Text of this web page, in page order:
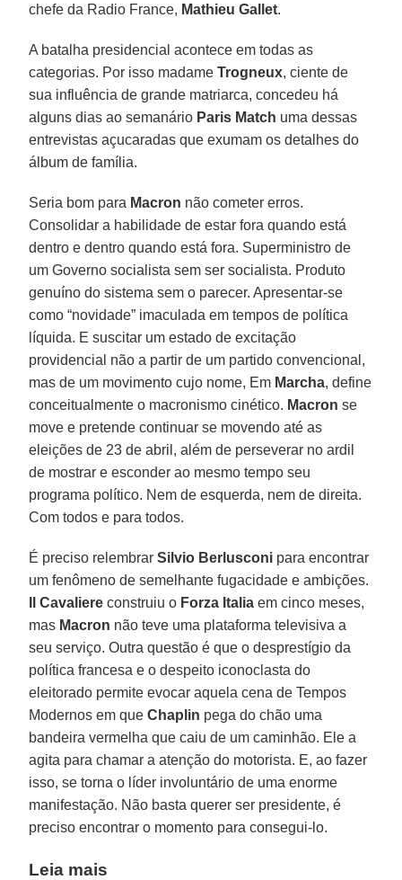
chefe da Radio France, Mathieu Gallet.
A batalha presidencial acontece em todas as
categorias. Por isso madameTrogneux, ciente de
sua influência de grande matriarca, concedeu há
alguns dias ao semanário Paris Match uma dessas
entrevistas açucaradas que exumam os detalhes do
álbum de família.
Seria bom para Macron não cometer erros.
Consolidar a habilidade de estar fora quando está
dentro e dentro quando está fora. Superministro de
um Governo socialista sem ser socialista. Produto
genuíno do sistema sem o parecer. Apresentar-se
como “novidade” imaculada em tempos de política
líquida. E suscitar um estado de excitação
providencial não a partir de um partido convencional,
mas de um movimento cujo nome, Em Marcha, define
conceitualmente o macronismo cinético. Macron se
move e pretende continuar se movendo até as
eleições de 23 de abril, além de perseverar no ardil
de mostrar e esconder ao mesmo tempo seu
programa político. Nem de esquerda, nem de direita.
Com todos e para todos.
É preciso relembrarSilvio Berlusconi para encontrar
um fenômeno de semelhante fugacidade e ambições.
Il Cavaliere construiu o Forza Italia em cinco meses,
mas Macron não teve uma plataforma televisiva a
seu serviço. Outra questão é que o desprestígio da
política francesa e o despeito iconoclasta do
eleitorado permite evocar aquela cena de Tempos
Modernos em queChaplin pega do chão uma
bandeira vermelha que caiu de um caminhão. Ele a
agita para chamar a atenção do motorista. E, ao fazer
isso, se torna o líder involuntário de uma enorme
manifestação. Não basta querer ser presidente, é
preciso encontrar o momento para consegui-lo.
Leia mais